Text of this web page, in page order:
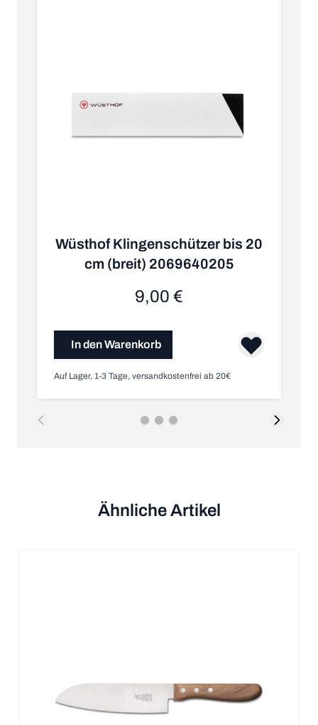
Wüsthof Klingenschützer bis 20
cm (breit) 2069640205
9,00 €
In den Warenkorb
Auf Lager, 1-3 Tage, versandkostenfrei ab 20€
Ähnliche Artikel